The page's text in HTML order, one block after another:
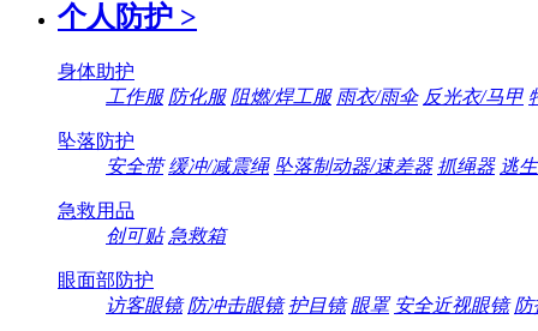
个人防护 >
身体助护
工作服 防化服 阻燃/焊工服 雨衣/雨伞 反光衣/马甲
坠落防护
安全带 缓冲/减震绳 坠落制动器/速差器 抓绳器 逃
急救用品
创可贴 急救箱
眼面部防护
访客眼镜 防冲击眼镜 护目镜 眼罩 安全近视眼镜 防